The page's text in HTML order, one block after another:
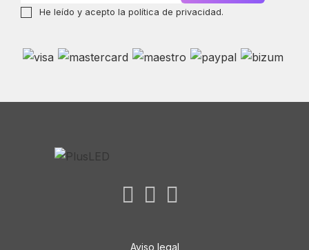
He leído y acepto la política de privacidad.
Aviso legal